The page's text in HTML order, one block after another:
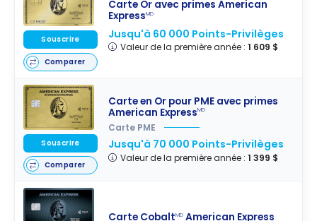
Carte Or avec primes American
ExpressMD
Jusqu'à 60 000 Points-Privilèges
Valeur de la première année : 1 609 $
Souscrire
Comparer
Carte en Or pour PME avec primes
American ExpressMD
Carte PME
Jusqu'à 70 000 Points-Privilèges
Valeur de la première année : 1 399 $
Souscrire
Comparer
Carte CobaltMD American Express